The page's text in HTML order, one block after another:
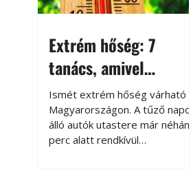
Extrém hőség: 7
tanács, amivel
megóvhatjuk
autónkat a nyári
károktól
Ismét extrém hőség várható
Magyarországon. A tűző napon
álló autók utastere már néhány
perc alatt rendkívül